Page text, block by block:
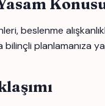
beslenme
planlamanıza